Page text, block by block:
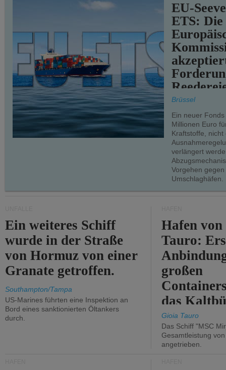
EU-
ETS: Die
teilweise.
Brüssel
Ein neuer
Millionen Euro
Kraftstoffe, nicht
verlängert
Vorgehen
Umschlaghäfen.
Ein weiteres Schiff
wurde in der Straße
von Hormuz von einer
Granate getroffen.
Southampton/Tampa
US-Marines führten eine Inspektion an
Bord eines sanktionierten Öltankers
durch.
Hafen
Tauro:
großen
das
Gioia Tauro
Das Schiff "MSC
Gesamtleistung
angetrieben.